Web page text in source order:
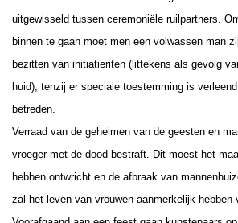
uitgewisseld tussen ceremoniële ruilpartners.
binnen te gaan moet men een volwassen man
bezitten van initiatieriten (littekens als gevolg
huid), tenzij er speciale toestemming is
betreden.
Verraad van de geheimen van de geesten en
vroeger met de dood bestraft. Dit moest het
hebben ontwricht en de afbraak van
zal het leven van vrouwen aanmerkelijk hebben